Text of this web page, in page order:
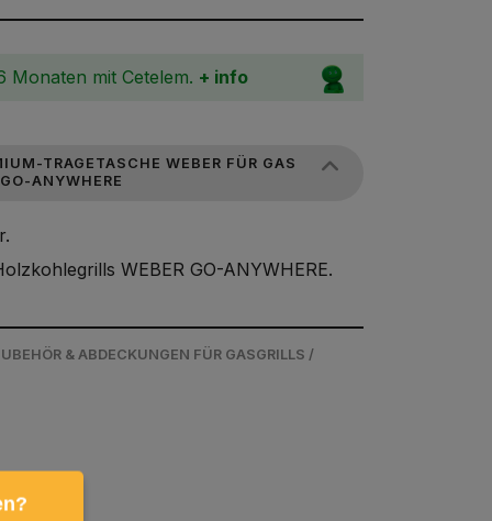
Monaten mit Cetelem. + info
TRAGETASCHE WEBER FÜR GAS
ANYWHERE
WEBER GO-ANYWHERE.
& ABDECKUNGEN FÜR GASGRILLS /